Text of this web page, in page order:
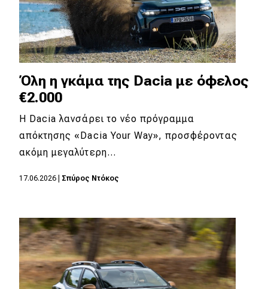
Όλη η γκάμα της Dacia με όφελος
€2.000
Η Dacia λανσάρει το νέο πρόγραμμα
απόκτησης «Dacia Your Way», προσφέροντας
ακόμη μεγαλύτερη…
17.06.2026 Σπύρος Ντόκος